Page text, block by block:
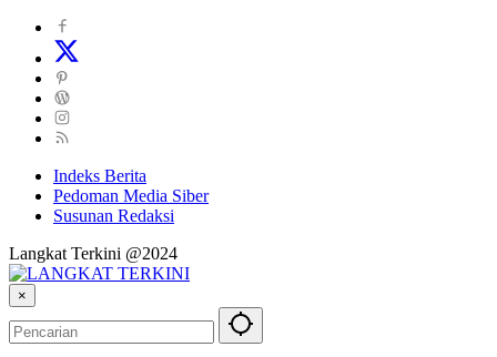
Indeks Berita
Pedoman Media Siber
Susunan Redaksi
Langkat Terkini @2024
×